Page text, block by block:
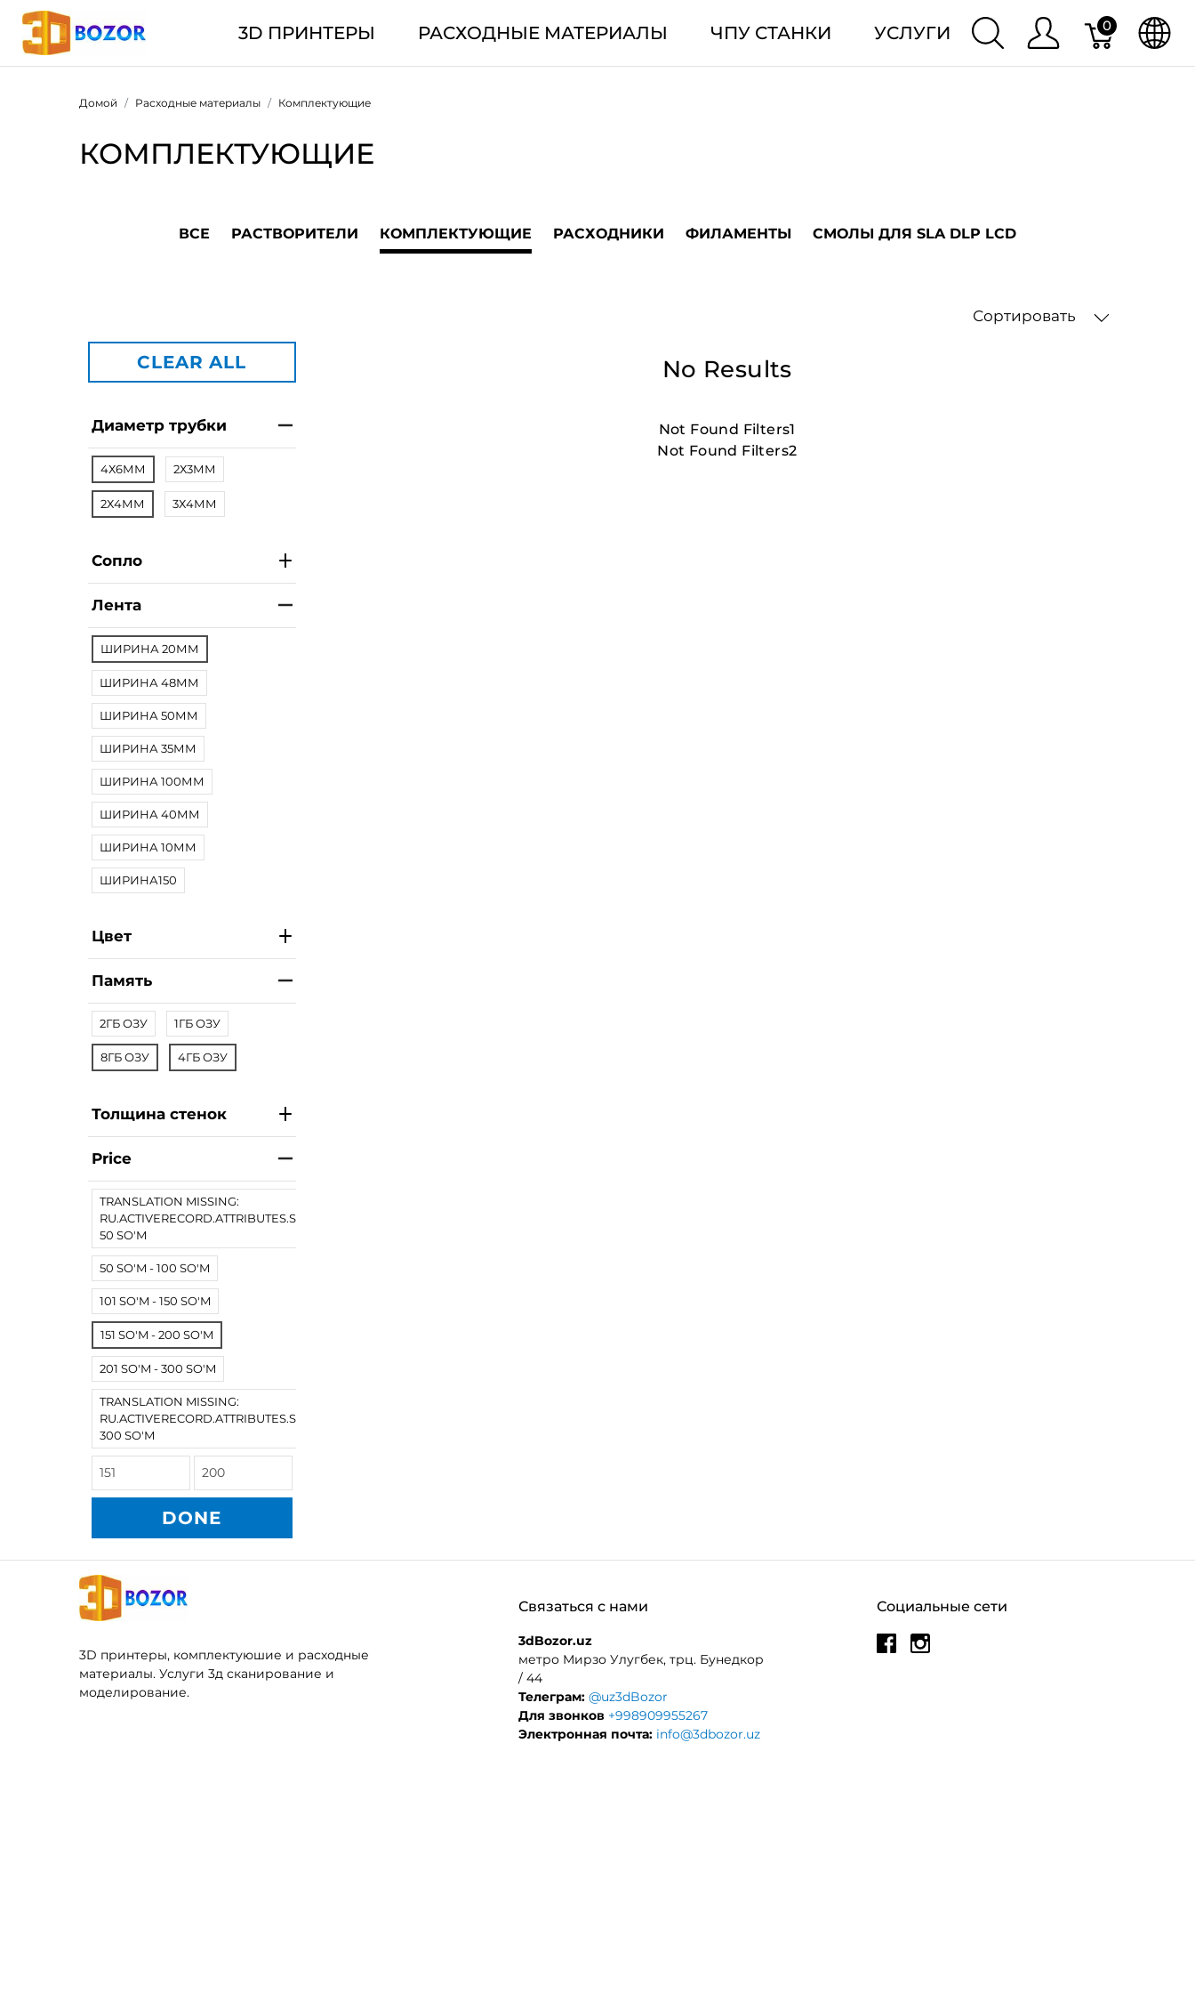
3D ПРИНТЕРЫ РАСХОДНЫЕ МАТЕРИАЛЫ ЧПУ СТАНКИ УСЛУГИ 0
Домой Расходные материалы Комплектующие
КОМПЛЕКТУЮЩИЕ
ВСЕ РАСТВОРИТЕЛИ КОМПЛЕКТУЮЩИЕ РАСХОДНИКИ ФИЛАМЕНТЫ СМОЛЫ ДЛЯ SLA DLP LCD
Сортировать
CLEAR ALL
Диаметр трубки
4Х6ММ 2Х3ММ
2Х4ММ 3Х4ММ
Сопло
Лента
ШИРИНА 20ММ
ШИРИНА 48ММ
ШИРИНА 50ММ
ШИРИНА 35ММ
ШИРИНА 100ММ
ШИРИНА 40ММ
ШИРИНА 10ММ
ШИРИНА150
Цвет
Память
2ГБ ОЗУ 1ГБ ОЗУ
8ГБ ОЗУ 4ГБ ОЗУ
Толщина стенок
Price
TRANSLATION MISSING:
RU.ACTIVERECORD.ATTRIBUTES.SPREE/PRODUCT.LESS_THAN
50 SO'M
50 SO'M - 100 SO'M
101 SO'M - 150 SO'M
151 SO'M - 200 SO'M
201 SO'M - 300 SO'M
TRANSLATION MISSING:
RU.ACTIVERECORD.ATTRIBUTES.SPREE/PRODUCT.MORE_THAN
300 SO'M
DONE
No Results
Not Found Filters1
Not Found Filters2
3D принтеры, комплектуюшие и расходные
материалы. Услуги 3д сканирование и
моделирование.
Социальные сети
Связаться с нами
3dBozor.uz
метро Мирзо Улугбек, трц. Бунедкор
/ 44
Телеграм: @uz3dBozor
Для звонков +998909955267
Электронная почта: info@3dbozor.uz